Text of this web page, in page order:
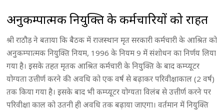
अनुकम्पात्मक नियुक्ति के कर्मचारियों को राहत
श्री राठौड़ ने बताया कि बैठक में राजस्थान मृत सरकारी कर्मचारी के आश्रित को
अनुकम्पात्मक नियुक्ति नियम, 1996 के नियम 9 में संशोधन का निर्णय लिया
गया है। इसके तहत मृतक आश्रित कर्मचारी के नियुक्ति के बाद कम्प्यूटर
योग्यता उत्तीर्ण करने की अवधि को एक वर्ष से बढ़ाकर परिवीक्षाकाल (2 वर्ष)
तक किया गया है। इसके बाद भी कम्प्यूटर योग्यता विलंब से उत्तीर्ण करने पर
परिवीक्षा काल को उतनी ही अवधि तक बढ़ाया जाएगा। वर्तमान में नियुक्ति